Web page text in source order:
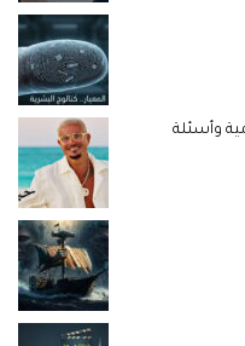
وأسئلة